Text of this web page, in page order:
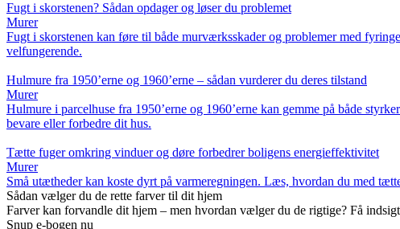
Fugt i skorstenen? Sådan opdager og løser du problemet
Murer
Fugt i skorstenen kan føre til både murværksskader og problemer med
velfungerende.
Hulmure fra 1950’erne og 1960’erne – sådan vurderer du deres tilstand
Murer
Hulmure i parcelhuse fra 1950’erne og 1960’erne kan gemme på både
bevare eller forbedre dit hus.
Tætte fuger omkring vinduer og døre forbedrer boligens energieffektivitet
Murer
Små utætheder kan koste dyrt på varmeregningen. Læs, hvordan du med
Sådan vælger du de rette farver til dit hjem
Farver kan forvandle dit hjem – men hvordan vælger du de rigtige? Få
Snup e-bogen nu